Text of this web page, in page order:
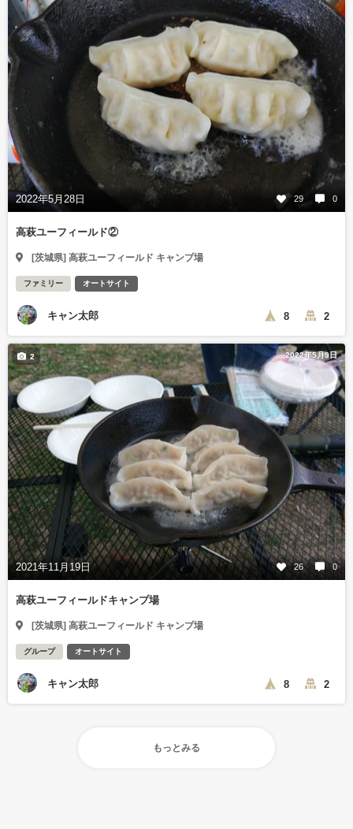
2022年5月28日 29 0
高萩ユーフィールド②
[茨城県] 高萩ユーフィールド キャンプ場
ファミリー オートサイト
キャン太郎 8 2
2022年5月9日
2021年11月19日 26 0
2
高萩ユーフィールドキャンプ場
[茨城県] 高萩ユーフィールド キャンプ場
グループ オートサイト
キャン太郎 8 2
もっとみる